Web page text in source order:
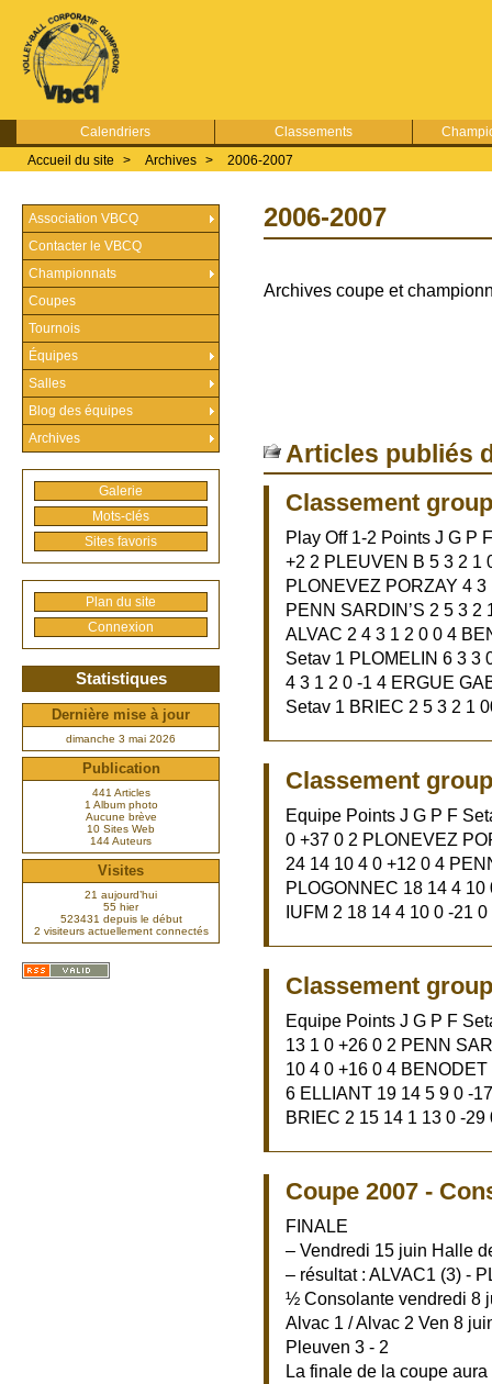
Calendriers Classements
Accueil du site
> Archives > 2006-2007
2006-2007
Archives coupe et
Articles publiés
Classement
Play Off 1-2 Points J G P
+2 2 PLEUVEN B 5 3 2 1
PLONEVEZ PORZAY 4
PENN SARDIN’S 2 5 3 2
ALVAC 2 4 3 1 2 0 0 4
Setav 1 PLOMELIN 6 3 3
4 3 1 2 0 -1 4 ERGUE
Setav 1 BRIEC 2 5 3 2 1
Classement
Equipe Points J G P F
0 +37 0 2 PLONEVEZ
24 14 10 4 0 +12 0 4
PLOGONNEC 18 14 4
IUFM 2 18 14 4 10 0 -21
Classement
Equipe Points J G P F
13 1 0 +26 0 2 PENN
10 4 0 +16 0 4
6 ELLIANT 19 14 5 9 0 -
BRIEC 2 15 14 1 13 0 -29
Coupe 2007 -
FINALE
– Vendredi 15 juin Halle
– résultat : ALVAC1 (3) -
½ Consolante vendredi 8
Alvac 1 / Alvac 2 Ven 8
Pleuven 3 - 2
La finale de la coupe
Association VBCQ
Contacter le VBCQ
Championnats
Coupes
Tournois
Équipes
Salles
Blog des équipes
Archives
Galerie
Mots-clés
Sites favoris
Plan du site
Connexion
Statistiques
Dernière mise à jour
dimanche 3 mai 2026
Publication
441 Articles
1 Album photo
Aucune brève
10 Sites Web
144 Auteurs
Visites
21 aujourd’hui
55 hier
523431 depuis le début
2 visiteurs actuellement connectés